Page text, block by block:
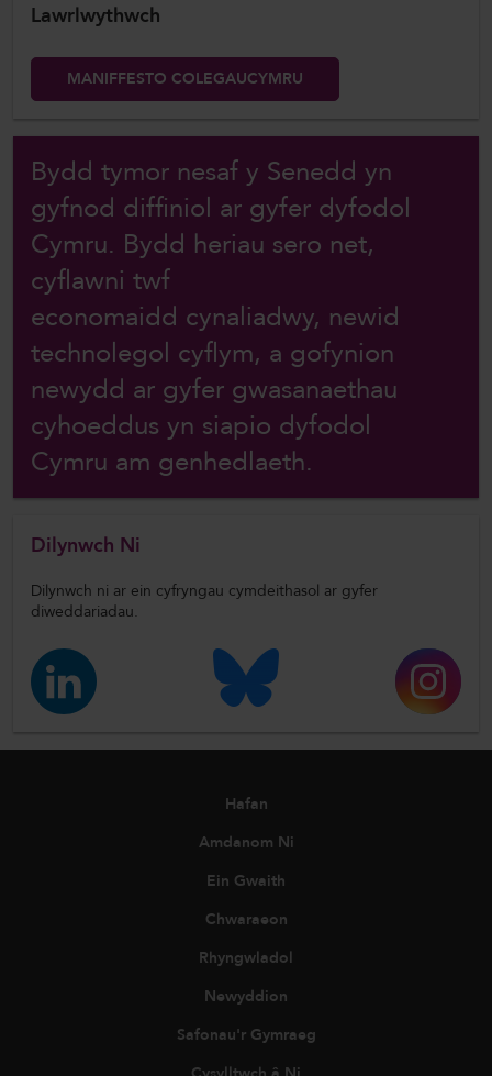
Lawrlwythwch
MANIFFESTO COLEGAUCYMRU
Bydd tymor nesaf y Senedd yn
gyfnod diffiniol ar gyfer dyfodol
Cymru. Bydd heriau sero net,
cyflawni twf
economaidd cynaliadwy, newid
technolegol cyflym, a gofynion
newydd ar gyfer gwasanaethau
cyhoeddus yn siapio dyfodol
Cymru am genhedlaeth.
Dilynwch Ni
Dilynwch ni ar ein cyfryngau cymdeithasol ar gyfer
diweddariadau.
Hafan
Amdanom Ni
Ein Gwaith
Chwaraeon
Rhyngwladol
Newyddion
Safonau'r Gymraeg